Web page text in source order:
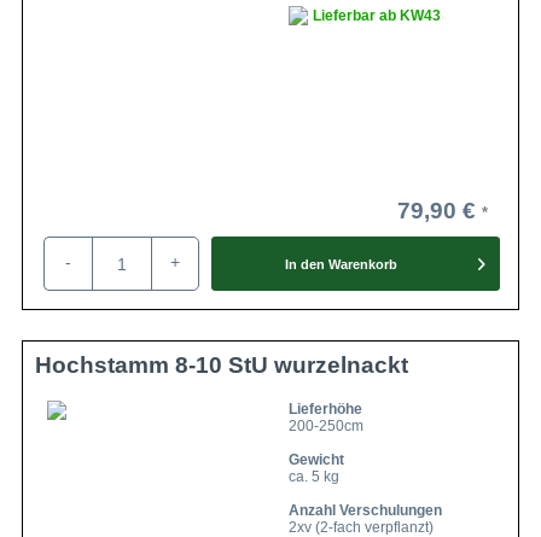
Lieferbar ab KW43
79,90 €
- + In den Warenkorb
Hochstamm 8-10 StU wurzelnackt
Lieferhöhe
200-250cm
Gewicht
ca. 5 kg
Anzahl Verschulungen
2xv (2-fach verpflanzt)